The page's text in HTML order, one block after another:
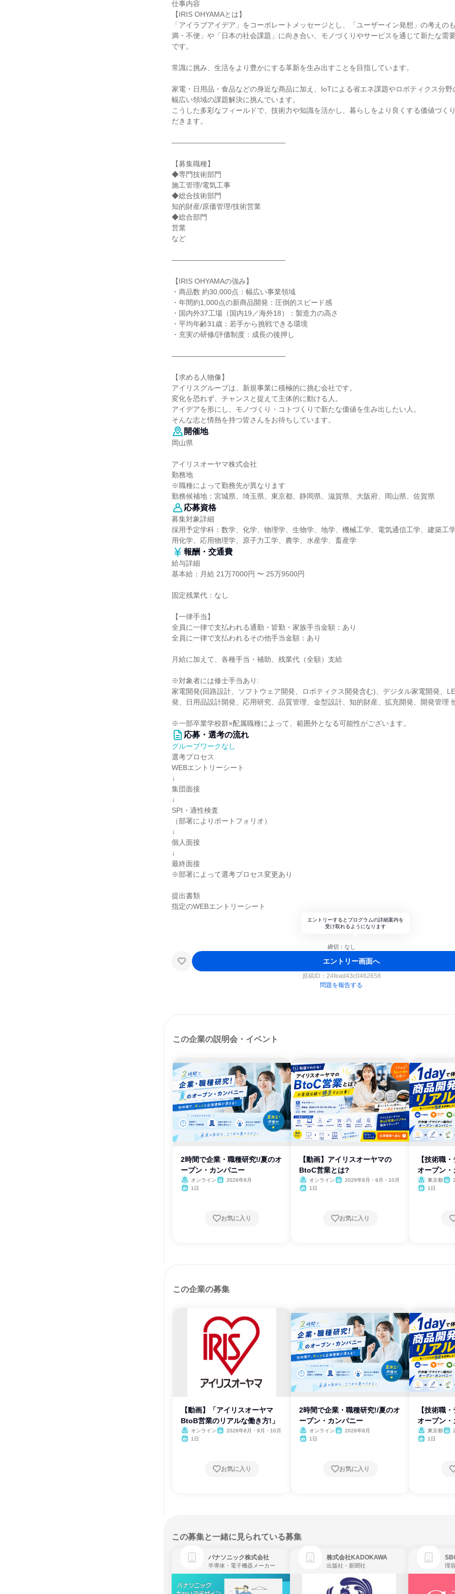
仕事内容
【IRIS OHYAMAとは】
「アイラブアイデア」をコーポレートメッセージとし、「ユーザーイン発想」の考えの
満・不便」や「日本の社会課題」に向き合い、モノづくりやサービスを通じて新たな需
です。
常識に挑み、生活をより豊かにする革新を生み出すことを目指しています。
家電・日用品・食品などの身近な商品に加え、IoTによる省エネ課題やロボティクス分野
幅広い領域の課題解決に挑んでいます。
こうした多彩なフィールドで、技術力や知識を活かし、暮らしをより良くする価値づく
だきます。
――――――――――――――――
【募集職種】
◆専門技術部門
施工管理/電気工事
◆総合技術部門
知的財産/原価管理/技術営業
◆総合部門
営業
など
――――――――――――――――
【IRIS OHYAMAの強み】
・商品数 約30,000点：幅広い事業領域
・年間約1,000点の新商品開発：圧倒的スピード感
・国内外37工場（国内19／海外18）：製造力の高さ
・平均年齢31歳：若手から挑戦できる環境
・充実の研修/評価制度：成長の後押し
――――――――――――――――
【求める人物像】
アイリスグループは、新規事業に積極的に挑む会社です。
変化を恐れず、チャンスと捉えて主体的に動ける人。
アイデアを形にし、モノづくり・コトづくりで新たな価値を生み出したい人。
そんな志と情熱を持つ皆さんをお待ちしています。
開催地
岡山県
アイリスオーヤマ株式会社
勤務地
※職種によって勤務先が異なります
勤務候補地：宮城県、埼玉県、東京都、静岡県、滋賀県、大阪府、岡山県、佐賀県
応募資格
募集対象詳細
採用予定学科：数学、化学、物理学、生物学、地学、機械工学、電気通信工学、建築工
用化学、応用物理学、原子力工学、農学、水産学、畜産学
報酬・交通費
給与詳細
基本給：月給 21万7000円 〜 25万9500円
固定残業代：なし
【一律手当】
全員に一律で支払われる通勤・皆勤・家族手当金額：あり
全員に一律で支払われるその他手当金額：あり
月給に加えて、各種手当・補助、残業代（全額）支給
※対象者には修士手当あり:
家電開発(回路設計、ソフトウェア開発、ロボティクス開発含む)、デジタル家電開発、
発、日用品設計開発、応用研究、品質管理、金型設計、知的財産、拡充開発、開発管理
※一部卒業学校群×配属職種によって、範囲外となる可能性がございます。
応募・選考の流れ
グループワークなし
選考プロセス
WEBエントリーシート
↓
集団面接
↓
SPI・適性検査
（部署によりポートフォリオ）
↓
個人面接
↓
最終面接
※部署によって選考プロセス変更あり
提出書類
指定のWEBエントリーシート
エントリーするとプログラムの詳細案内を
受け取れるようになります
締切：なし
エントリー画面へ
原稿ID： 24fead43c0462658
問題を報告する
この企業の説明会・イベント
2時間で企業・職種研究!/夏のオ
ープン・カンパニー
オンライン
2026年8月
1日
お気に入り
【動画】アイリスオーヤマの
BtoC営業とは?
オンライン
2026年8月・9月・10月
1日
お気に入り
【技術職
オープン・
東京都
1日
この企業の募集
【動画】「アイリスオーヤマ
BtoB営業のリアルな働き方!」
オンライン
2026年8月・9月・10月
1日
お気に入り
2時間で企業・職種研究!/夏のオ
ープン・カンパニー
オンライン
2026年8月
1日
お気に入り
【技術職
オープン・
東京都
1日
この募集と一緒に見られている募集
パナソニック株式会社
半導体・電子機器メーカー
株式会社KADOKAWA
出版社・新聞社